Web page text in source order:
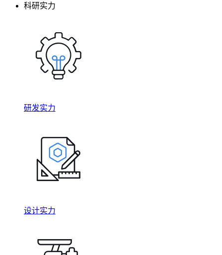
科研实力
研发实力
设计实力